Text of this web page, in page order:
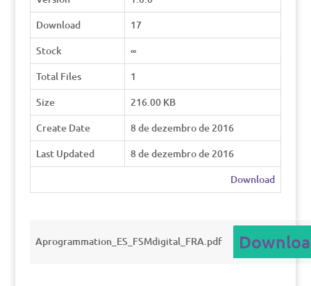
Download
17
Stock
∞
Total Files
1
Size
216.00 KB
Create Date
8 de dezembro de 2016
Last Updated
8 de dezembro de 2016
Download
Aprogrammation_ES_FSMdigital_FRA.pdf